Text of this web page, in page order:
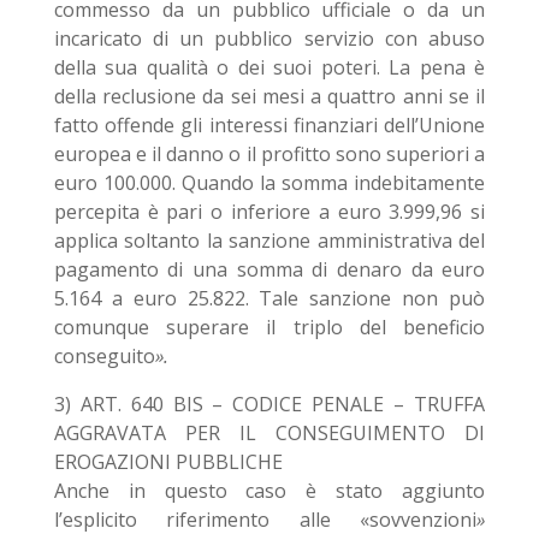
commesso da un pubblico ufficiale o da un
incaricato di un pubblico servizio con abuso
della sua qualità o dei suoi poteri. La pena è
della reclusione da sei mesi a quattro anni se il
fatto offende gli interessi finanziari dell’Unione
europea e il danno o il profitto sono superiori a
euro 100.000. Quando la somma indebitamente
percepita è pari o inferiore a euro 3.999,96 si
applica soltanto la sanzione amministrativa del
pagamento di una somma di denaro da euro
5.164 a euro 25.822. Tale sanzione non può
comunque superare il triplo del beneficio
conseguito».
3) ART. 640 BIS – CODICE PENALE – TRUFFA
AGGRAVATA PER IL CONSEGUIMENTO DI
EROGAZIONI PUBBLICHE
Anche in questo caso è stato aggiunto
l’esplicito riferimento alle «sovvenzioni»